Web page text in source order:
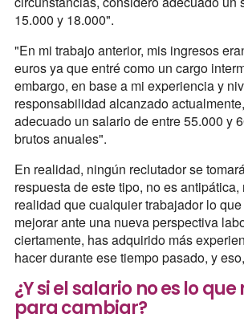
15.000 y 18.000".
"En mi trabajo anterior, mis ingresos
euros ya que entré como un cargo
embargo, en base a mi experiencia y
responsabilidad alcanzado
adecuado un salario de entre 55.000 y
brutos anuales".
En realidad, ningún reclutador se
respuesta de este tipo, no es
realidad que cualquier trabajador lo
mejorar ante una nueva perspectiva
ciertamente, has adquirido más
hacer durante ese tiempo pasado, y
¿Y si el salario no es lo
para cambiar?